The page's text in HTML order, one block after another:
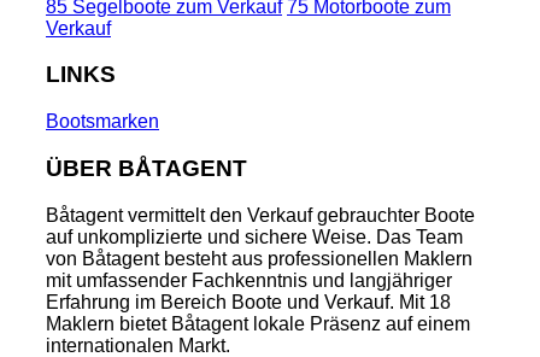
85 Segelboote zum Verkauf 75 Motorboote zum
Verkauf
LINKS
Bootsmarken
ÜBER BÅTAGENT
Båtagent vermittelt den Verkauf gebrauchter Boote
auf unkomplizierte und sichere Weise. Das Team
von Båtagent besteht aus professionellen Maklern
mit umfassender Fachkenntnis und langjähriger
Erfahrung im Bereich Boote und Verkauf. Mit 18
Maklern bietet Båtagent lokale Präsenz auf einem
internationalen Markt.